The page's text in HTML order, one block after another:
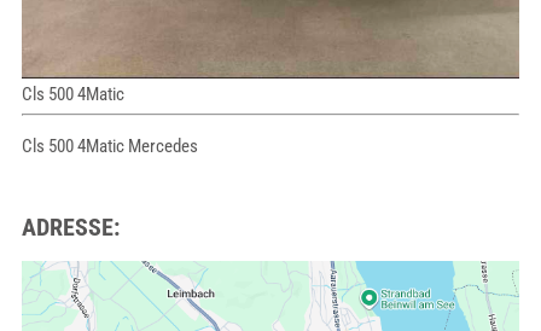
Cls 500 4Matic
Cls 500 4Matic Mercedes
ADRESSE: